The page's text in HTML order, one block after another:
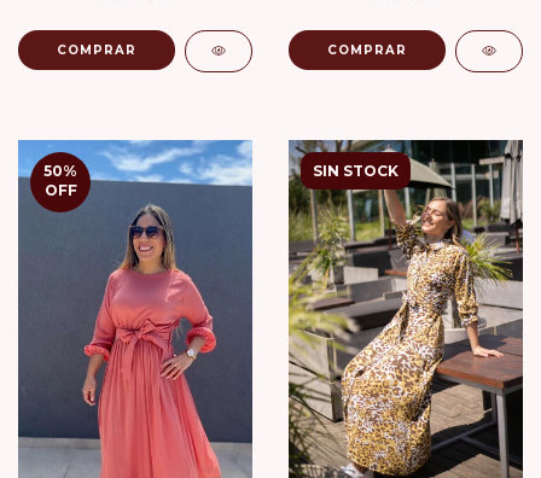
COMPRAR COMPRAR
50%
OFF
SIN STOCK